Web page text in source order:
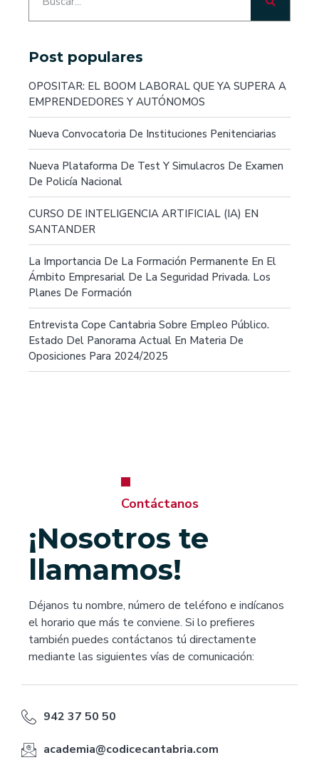
Post populares
OPOSITAR: EL BOOM LABORAL QUE YA SUPERA A
EMPRENDEDORES Y AUTÓNOMOS
Nueva Convocatoria De Instituciones Penitenciarias
Nueva Plataforma De Test Y Simulacros De Examen
De Policía Nacional
CURSO DE INTELIGENCIA ARTIFICIAL (IA) EN
SANTANDER
La Importancia De La Formación Permanente En El
Ámbito Empresarial De La Seguridad Privada. Los
Planes De Formación
Entrevista Cope Cantabria Sobre Empleo Público.
Estado Del Panorama Actual En Materia De
Oposiciones Para 2024/2025
Contáctanos
¡Nosotros te
llamamos!
Déjanos tu nombre, número de teléfono e indícanos
el horario que más te conviene. Si lo prefieres
también puedes contáctanos tú directamente
mediante las siguientes vías de comunicación:
942 37 50 50
academia@codicecantabria.com